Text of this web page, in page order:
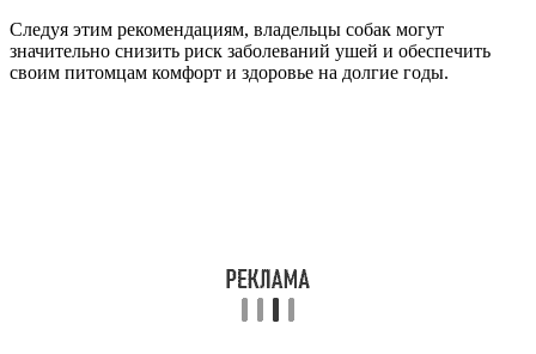
Следуя этим рекомендациям, владельцы собак могут
значительно снизить риск заболеваний ушей и обеспечить
своим питомцам комфорт и здоровье на долгие годы.